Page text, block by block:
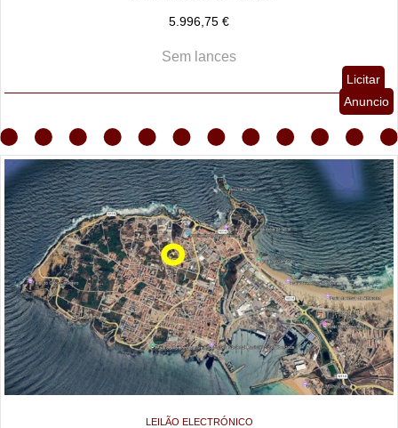
5.996,75 €
Sem lances
Licitar
Anuncio
LEILÃO ELECTRÓNICO